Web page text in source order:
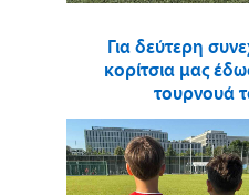
Για δεύτερη
κορίτσια μας
τουρνουά